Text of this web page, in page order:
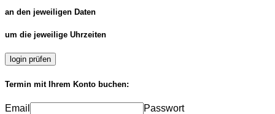
an den jeweiligen Daten
um die jeweilige Uhrzeiten
login prüfen
Termin mit Ihrem Konto buchen:
Email Passwort